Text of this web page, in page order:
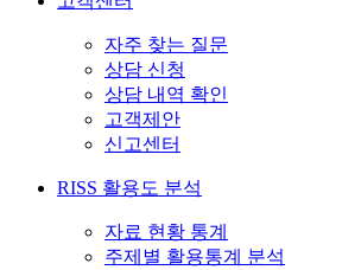
자주 찾는 질문
상담 신청
상담 내역 확인
고객제안
신고센터
RISS 활용도 분석
자료 현황 통계
주제별 활용통계 분석